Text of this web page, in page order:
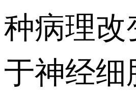
种病理改
于神经细